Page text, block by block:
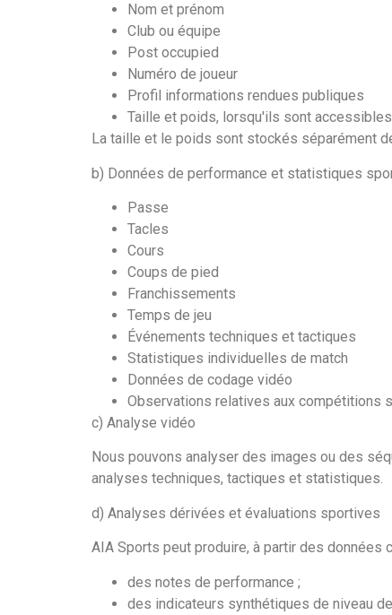
Nom et prénom
Club ou équipe
Post occupied
Numéro de joueur
Profil informations rendues publiques
Taille et poids, lorsqu'ils sont
La taille et le poids sont stockés séparément
b) Données de performance et statistiques
Passe
Tacles
Cours
Coups de pied
Franchissements
Temps de jeu
Événements techniques et tactiques
Statistiques individuelles de match
Données de codage vidéo
Observations relatives aux compétitions
c) Analyse vidéo
Nous pouvons analyser des images ou des
analyses techniques, tactiques et statistiques.
d) Analyses dérivées et évaluations sportives
AIA Sports peut produire, à partir des
des notes de performance ;
des indicateurs synthétiques de niveau